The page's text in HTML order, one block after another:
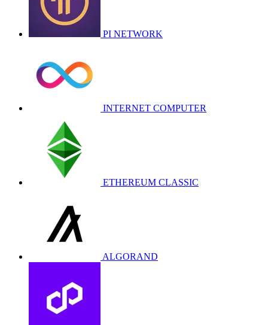
PI NETWORK
INTERNET COMPUTER
ETHEREUM CLASSIC
ALGORAND